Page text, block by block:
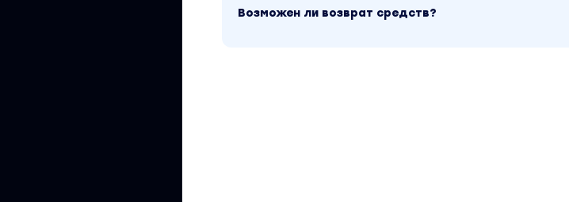
Возможен ли возврат средств?